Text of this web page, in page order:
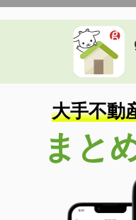
大手不動
まと